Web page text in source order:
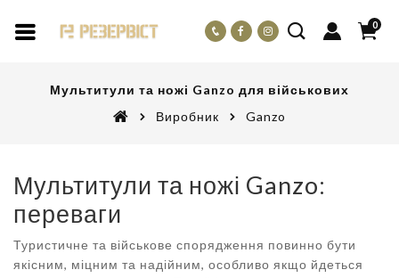
0
Мультитули та ножі Ganzo для військових
Виробник
Ganzo
Мультитули та ножі Ganzo:
переваги
Туристичне та військове спорядження повинно бути
якісним, міцним та надійним, особливо якщо йдеться